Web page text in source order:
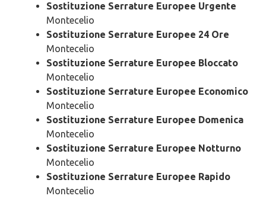
Sostituzione Serrature Europee Urgente
Montecelio
Sostituzione Serrature Europee 24 Ore
Montecelio
Sostituzione Serrature Europee Bloccato
Montecelio
Sostituzione Serrature Europee Economico
Montecelio
Sostituzione Serrature Europee Domenica
Montecelio
Sostituzione Serrature Europee Notturno
Montecelio
Sostituzione Serrature Europee Rapido
Montecelio